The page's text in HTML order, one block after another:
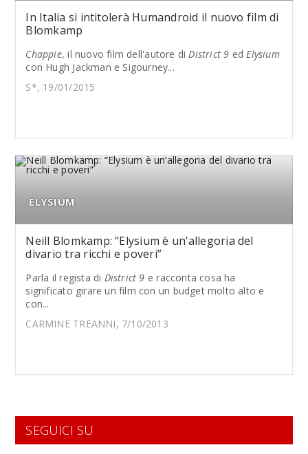
In Italia si intitolerà Humandroid il nuovo film di
Blomkamp
Chappie, il nuovo film dell'autore diDistrict 9 edElysium
con Hugh Jackman e Sigourney...
S*, 19/01/2015
ELYSIUM
Neill Blomkamp: “Elysium è un’allegoria del
divario tra ricchi e poveri”
Parla il regista di District 9 e racconta cosa ha
significato girare un film con un budget molto alto e
con...
CARMINE TREANNI, 7/10/2013
SEGUICI SU